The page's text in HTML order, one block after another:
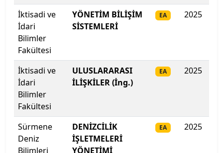
İstanbul Kent Üniversitesi
İstanbul Kültür Üniversitesi
İstanbul Medeniyet Üniversitesi
İstanbul Medipol Üniversitesi
İstanbul Nişantaşı Üniversitesi
İstanbul Okan Üniversitesi
İktisadi ve
İdari
Bilimler
Fakültesi
YÖNETİM BİLİŞİM
SİSTEMLERİ
EA 2025
İktisadi ve
İdari
Bilimler
Fakültesi
ULUSLARARASI
İLİŞKİLER (İng.)
EA 2025
Sürmene
Deniz
Bilimleri
DENİZCİLİK
İŞLETMELERİ
YÖNETİMİ
EA 2025